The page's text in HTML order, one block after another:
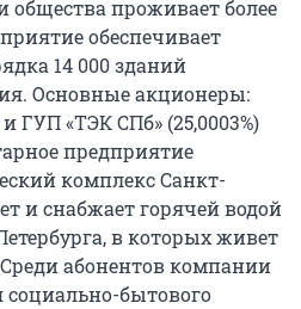
общества проживает более
обеспечивает
14 000 зданий
Основные акционеры:
ГУП «ТЭК СПб» (25,0003%)
предприятие
комплекс Санкт-
и снабжает горячей водой
в которых живет
абонентов компании
бытового